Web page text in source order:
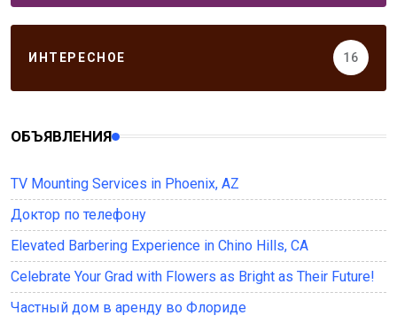
ИНТЕРЕСНОЕ 16
ОБЪЯВЛЕНИЯ
TV Mounting Services in Phoenix, AZ
Доктор по телефону
Elevated Barbering Experience in Chino Hills, CA
Celebrate Your Grad with Flowers as Bright as Their Future!
Частный дом в аренду во Флориде